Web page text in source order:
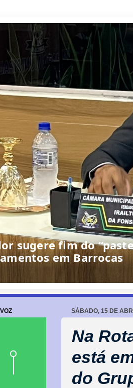
sugere fim do
em Barrocas
SÁBADO, 15 DE
Na
está
do